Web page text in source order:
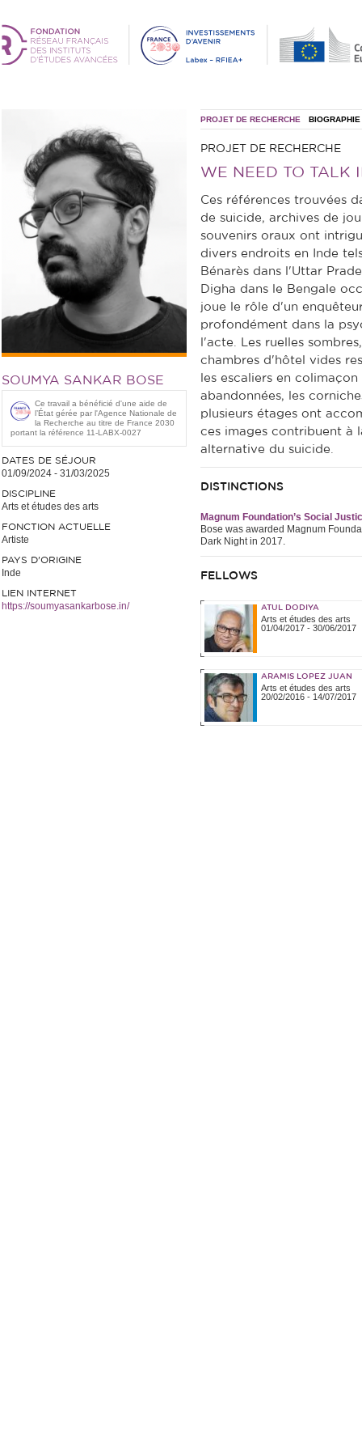
SOUMYA SANKAR BOSE
Ce travail a bénéficié d'une aide de
l’État gérée par l'Agence Nationale de
la Recherche au titre de France 2030
portant la référence 11-LABX-0027
DATES DE SÉJOUR
01/09/2024 - 31/03/2025
DISCIPLINE
Arts et études des arts
FONCTION ACTUELLE
Artiste
PAYS D'ORIGINE
Inde
LIEN INTERNET
https://soumyasankarbose.in/
PROJET DE RECHERCHE BIOGRAPHIE
PROJET DE RECHERCHE
WE NEED TO TALK
Ces références trouvées
de suicide, archives de
souvenirs oraux ont
divers endroits en Inde
Bénarès dans l'Uttar
Digha dans le Bengale
joue le rôle d'un
profondément dans la
l'acte. Les ruelles
chambres d'hôtel vides
les escaliers en
abandonnées, les
plusieurs étages ont
ces images contribuent à
alternative du suicide.
DISTINCTIONS
Magnum Foundation’s Social
Bose was awarded Magnum
Dark Night in 2017.
FELLOWS
ATUL DODIYA
Arts et études des arts
01/04/2017- 30/06/2017
ARAMIS LOPEZ JUAN
Arts et études des arts
20/02/2016- 14/07/2017